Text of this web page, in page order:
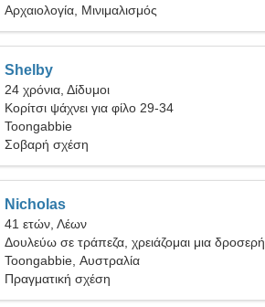
Αρχαιολογία, Μινιμαλισμός
Shelby
24 χρόνια, Δίδυμοι
Κορίτσι ψάχνει για φίλο 29-34
Toongabbie
Σοβαρή σχέση
Nicholas
41 ετών, Λέων
Δουλεύω σε τράπεζα, χρειάζομαι μια δροσερή
γυναίκα
Toongabbie, Αυστραλία
Πραγματική σχέση